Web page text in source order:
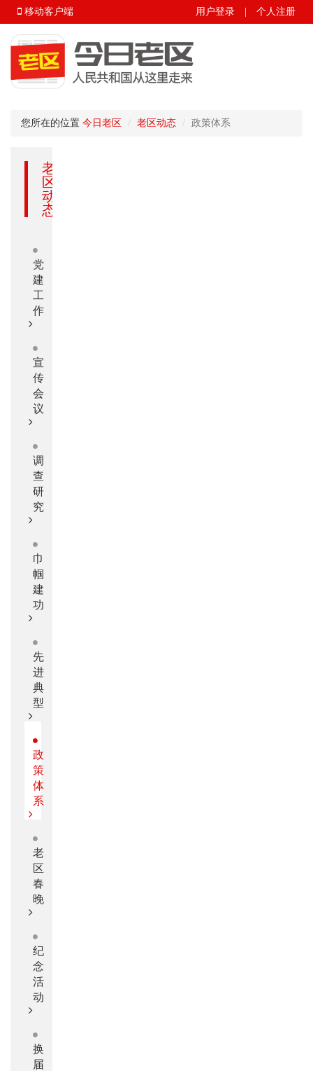
用户登录 个人注册
移动客户端
您所在的位置 今日老区 老区动态 政策体系
老
区
动
态
党
建
工
作
宣
传
会
议
调
查
研
究
巾
帼
建
功
先
进
典
型
政
策
体
系
老
区
春
晚
纪
念
活
动
换
届